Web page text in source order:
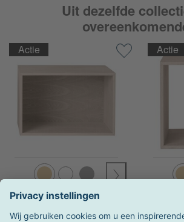
Uit dezelfde
Actie
Muuto
Actie